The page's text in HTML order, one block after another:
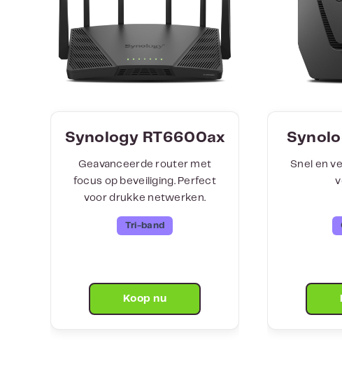
Synology RT6600ax
Geavanceerde router met
focus op beveiliging. Perfect
voor drukke netwerken.
Tri-band
Koop nu
Snel en